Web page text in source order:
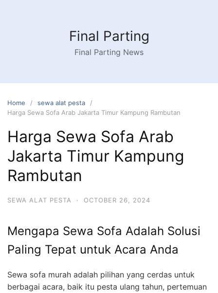
Final Parting
Final Parting News
Home
sewa alat pesta
Harga Sewa Sofa Arab Jakarta Timur Kampung Rambutan
Harga Sewa Sofa Arab
Jakarta Timur Kampung
Rambutan
SEWA ALAT PESTA · OCTOBER 26, 2024
Mengapa Sewa Sofa Adalah Solusi
Paling Tepat untuk Acara Anda
Sewa sofa murah adalah pilihan yang cerdas untuk
berbagai acara, baik itu pesta ulang tahun, pertemuan